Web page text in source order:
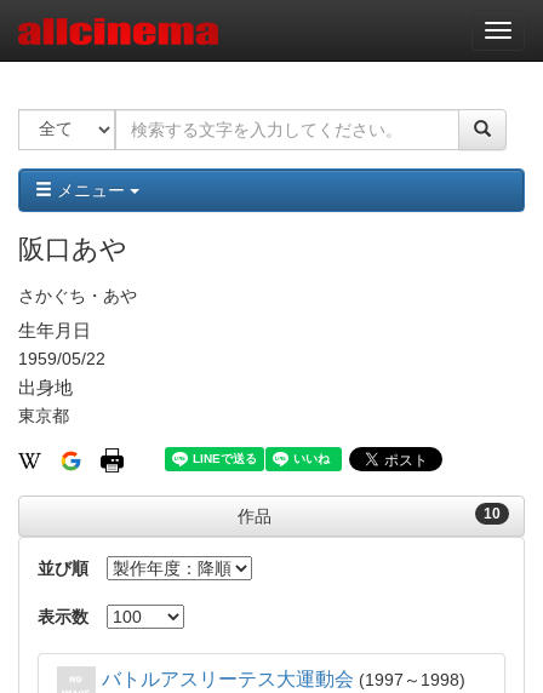
ナ
ビ
ー
ョ
ン
メニュー
阪口あや
さかぐち・あや
生年月日
1959/05/22
出身地
東京都
10
作品
並び順
表示数
バトルアスリーテス大運動会
1997～1998